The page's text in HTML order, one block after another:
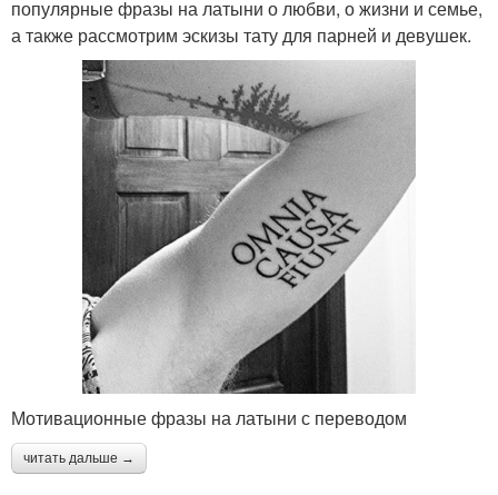
популярные фразы на латыни о любви, о жизни и семье,
а также рассмотрим эскизы тату для парней и девушек.
Мотивационные фразы на латыни с переводом
читать дальше →